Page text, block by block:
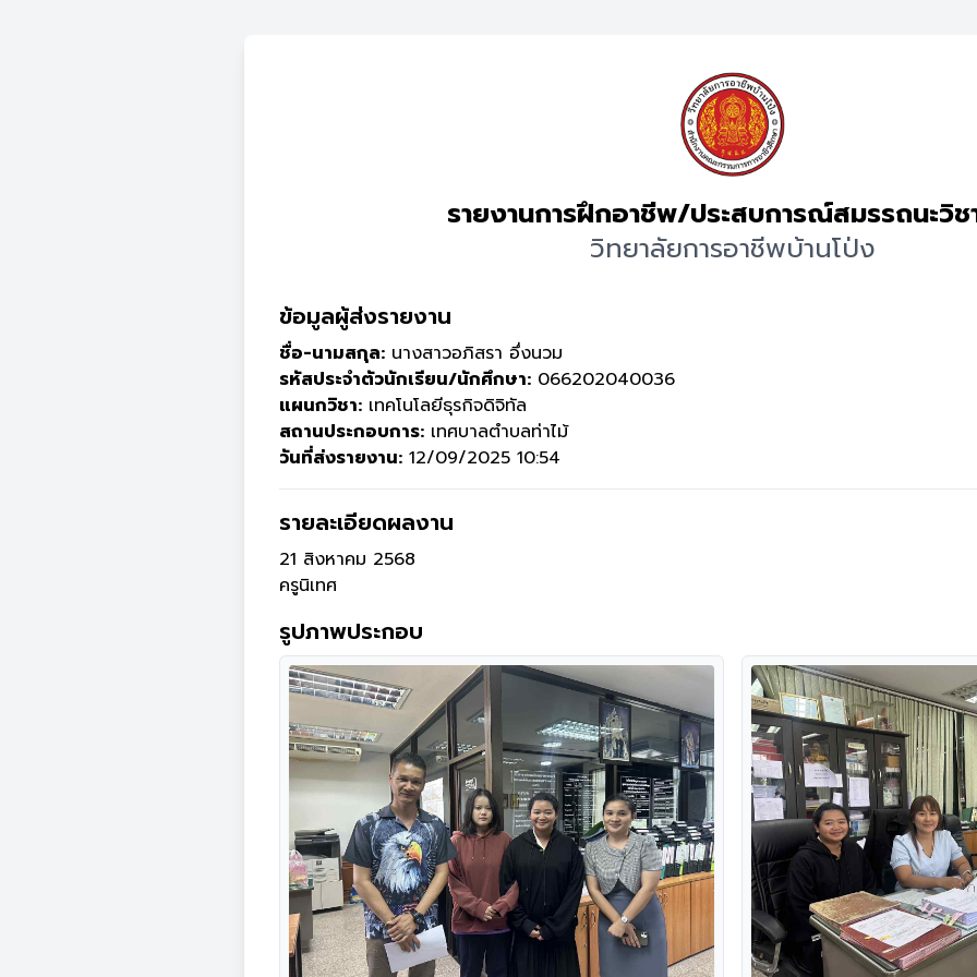
รายงานการฝึกอาชีพ/ประสบการณ์สมรรถนะวิ
วิทยาลัยการอาชีพบ้านโป่ง
ข้อมูลผู้ส่งรายงาน
ชื่อ-นามสกุล: นางสาวอภิสรา อึ่งนวม
รหัสประจำตัวนักเรียน/นักศึกษา: 066202040036
แผนกวิชา: เทคโนโลยีธุรกิจดิจิทัล
สถานประกอบการ: เทศบาลตำบลท่าไม้
วันที่ส่งรายงาน: 12/09/2025 10:54
รายละเอียดผลงาน
21 สิงหาคม 2568
ครูนิเทศ
รูปภาพประกอบ